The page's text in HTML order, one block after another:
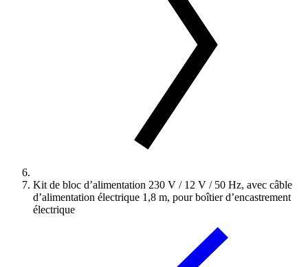
Kit de bloc d’alimentation 230 V / 12 V / 50 Hz, avec câble
d’alimentation électrique 1,8 m, pour boîtier d’encastrement
électrique